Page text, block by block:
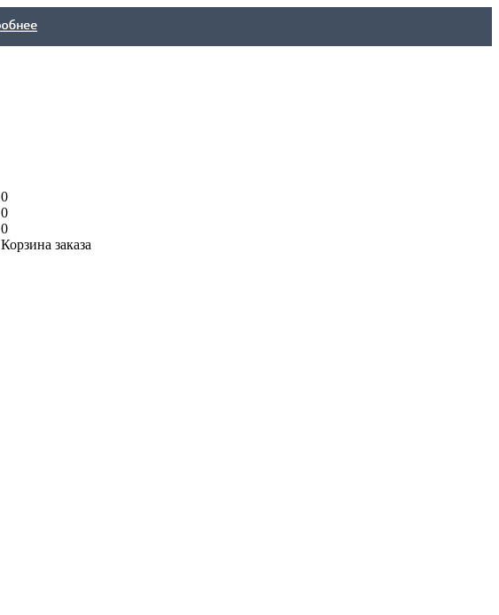
0
0
0
Корзина заказа